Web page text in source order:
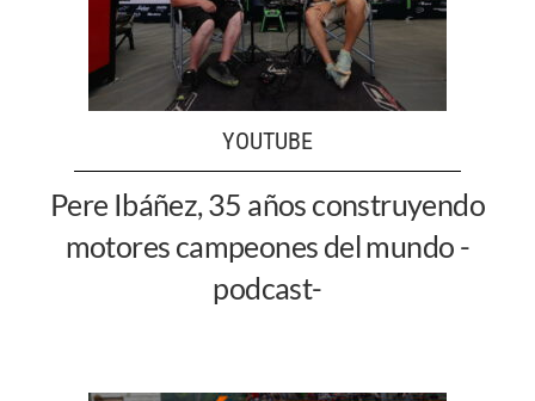
YOUTUBE
Pere Ibáñez, 35 años construyendo
motores campeones del mundo -
podcast-